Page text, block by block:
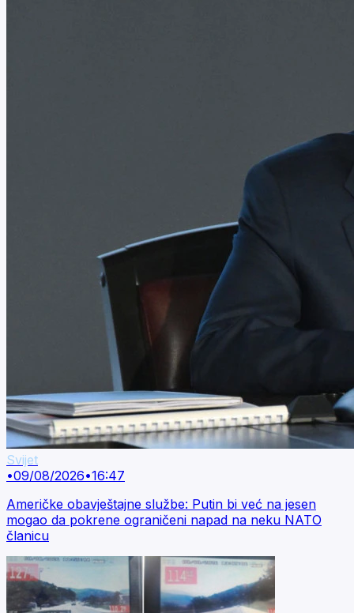
Svijet
•09/08/2026•16:47
Američke obavještajne službe: Putin bi već na jesen
mogao da pokrene ograničeni napad na neku NATO
članicu